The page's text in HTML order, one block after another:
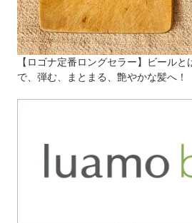
【ロゴナ定番ロングセラー】ビール
で、弾む、まとまる、艶やかな髪へ！